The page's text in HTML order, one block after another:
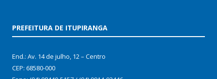
PREFEITURA DE ITUPIRANGA
End.: Av. 14 de julho, 12 – Centro
CEP: 68580-000